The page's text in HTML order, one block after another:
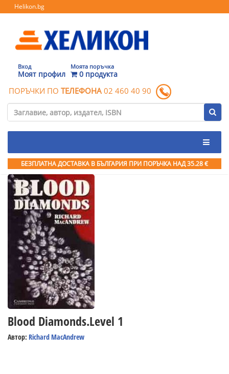
Helikon.bg
Вход
Моят профил
Моята поръчка
0 продукта
ПОРЪЧКИ ПО ТЕЛЕФОНА 02 460 40 90
БЕЗПЛАТНА ДОСТАВКА В БЪЛГАРИЯ ПРИ ПОРЪЧКА НАД 35.28 €
Blood Diamonds.Level 1
Автор: Richard MacAndrew